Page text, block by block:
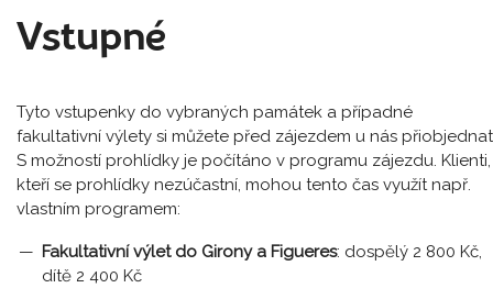
Vstupné
Tyto vstupenky do vybraných památek a případné
fakultativní výlety si můžete před zájezdem u nás
S možností prohlídky je počítáno v programu zájezdu. Klienti,
kteří se prohlídky nezúčastní, mohou tento čas využít např.
vlastním programem:
Fakultativní výlet do Girony a Figueres: dospělý 2 800 Kč,
dítě 2 400 Kč